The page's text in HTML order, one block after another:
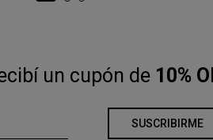
un cupón de 10%
SUSCRIBIRME